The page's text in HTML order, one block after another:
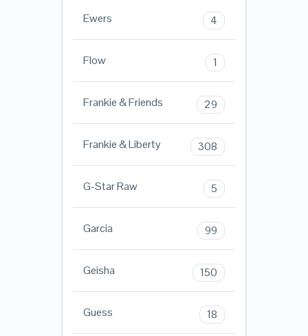
Ewers 4
Flow 1
Frankie & Friends 29
Frankie & Liberty 308
G-Star Raw 5
Garcia 99
Geisha 150
Guess 18